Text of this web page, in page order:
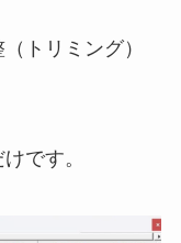
トリミング）
です。